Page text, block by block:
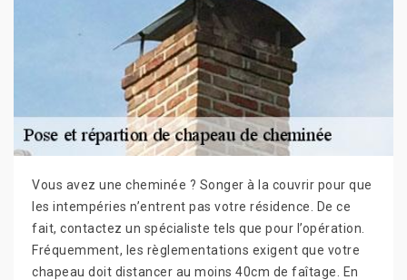
Vous avez une cheminée ? Songer à la couvrir pour que
les intempéries n’entrent pas votre résidence. De ce
fait, contactez un spécialiste tels que pour l’opération.
Fréquemment, les règlementations exigent que votre
chapeau doit distancer au moins 40cm de faîtage. En